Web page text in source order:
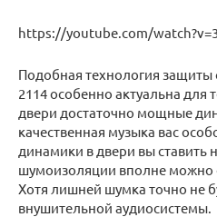
https://youtube.com/
Подобная технология
2114 особенно актуальна для
двери достаточно мощные
качественная музыка вас
динамики в двери вы ставить
шумоизоляции вполне можно
Хотя лишней шумка точно не
внушительной аудиосистемы.